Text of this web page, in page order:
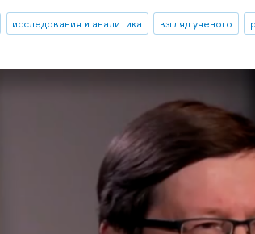
исследования и аналитика взгляд ученого